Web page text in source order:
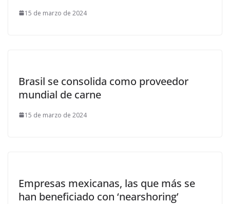
15 de marzo de 2024
Brasil se consolida como proveedor
mundial de carne
15 de marzo de 2024
Empresas mexicanas, las que más se
han beneficiado con ‘nearshoring’